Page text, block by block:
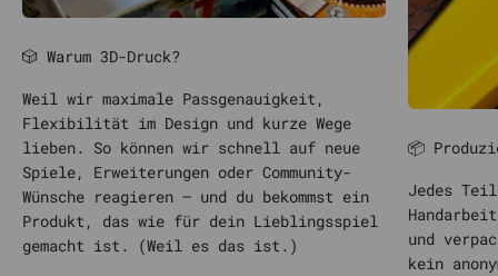
🎲 Warum 3D-Druck?
Weil wir maximale Passgenauigkeit,
Flexibilität im Design und kurze Wege
lieben. So können wir schnell auf neue
Spiele, Erweiterungen oder Community-
Wünsche reagieren – und du bekommst ein
Produkt, das wie für dein Lieblingsspiel
gemacht ist. (Weil es das ist.)
📦
Jedes
und
kein